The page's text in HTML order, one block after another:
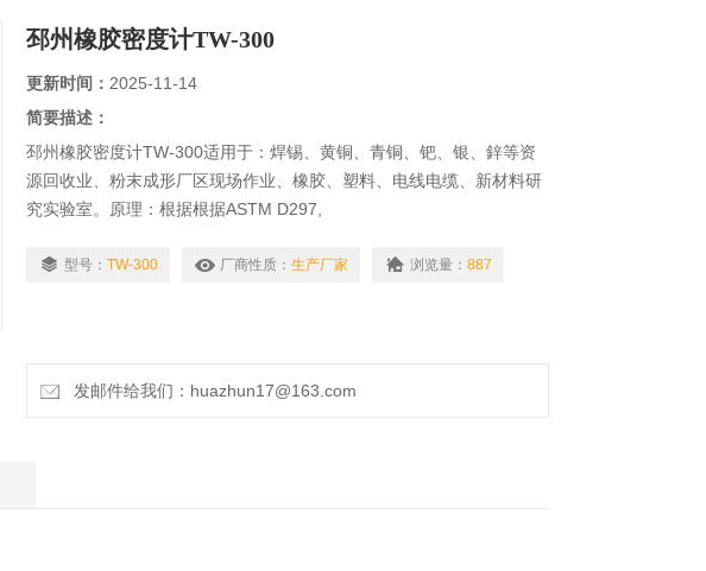
邳州橡胶密度计TW-300
更新时间： 2025-11-14
简要描述：
邳州橡胶密度计TW-300适用于：焊锡、黄铜、青铜、钯、银、鋅等资
源回收业、粉末成形厂区现场作业、橡胶、塑料、电线电缆、新材料研
究实验室。原理：根据根据ASTM D297,
用阿基米得原理浮力法，直接读取数值。
型号： TW-300 厂商性质： 生产厂家 浏览量： 887
发邮件给我们：huazhun17@163.com